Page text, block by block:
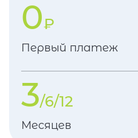
0₽
Первый платеж
3/6/12
Месяцев